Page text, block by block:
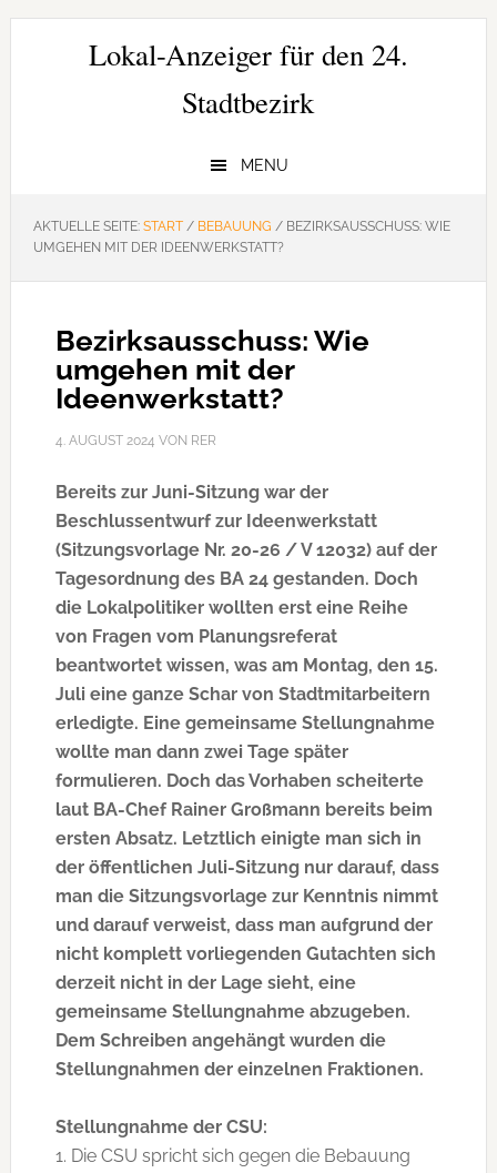
Zur
Hauptnavigation
Zum
Zur
SeitenspalteLokal-Anzeiger für den 24.
Stadtbezirk
MENU
AKTUELLE SEITE: START / BEBAUUNG /BEZIRKSAUSSCHUSS: WIE
UMGEHEN MIT DER IDEENWERKSTATT?
Bezirksausschuss: Wie
umgehen mit der
Ideenwerkstatt?
4. AUGUST 2024 VON RER
Bereits zur Juni-Sitzung war der
Beschlussentwurf zur Ideenwerkstatt
(Sitzungsvorlage Nr. 20-26 / V 12032) auf der
Tagesordnung des BA 24 gestanden. Doch
die Lokalpolitiker wollten erst eine Reihe
von Fragen vom Planungsreferat
beantwortet wissen, was am Montag, den 15.
Juli eine ganze Schar von Stadtmitarbeitern
erledigte. Eine gemeinsame Stellungnahme
wollte man dann zwei Tage später
formulieren. Doch das Vorhaben scheiterte
laut BA-Chef Rainer Großmann bereits beim
ersten Absatz. Letztlich einigte man sich in
der öffentlichen Juli-Sitzung nur darauf, dass
man die Sitzungsvorlage zur Kenntnis nimmt
und darauf verweist, dass man aufgrund der
nicht komplett vorliegenden Gutachten sich
derzeit nicht in der Lage sieht, eine
gemeinsame Stellungnahme abzugeben.
Dem Schreiben angehängt wurden die
Stellungnahmen der einzelnen Fraktionen.
Stellungnahme der CSU:
1. Die CSU spricht sich gegen die Bebauung